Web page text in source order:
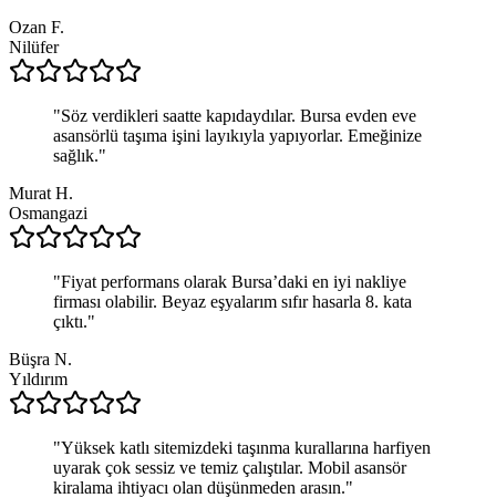
Ozan F.
Nilüfer
"Söz verdikleri saatte kapıdaydılar. Bursa evden eve
asansörlü taşıma işini layıkıyla yapıyorlar. Emeğinize
sağlık."
Murat H.
Osmangazi
"Fiyat performans olarak Bursa’daki en iyi nakliye
firması olabilir. Beyaz eşyalarım sıfır hasarla 8. kata
çıktı."
Büşra N.
Yıldırım
"Yüksek katlı sitemizdeki taşınma kurallarına harfiyen
uyarak çok sessiz ve temiz çalıştılar. Mobil asansör
kiralama ihtiyacı olan düşünmeden arasın."